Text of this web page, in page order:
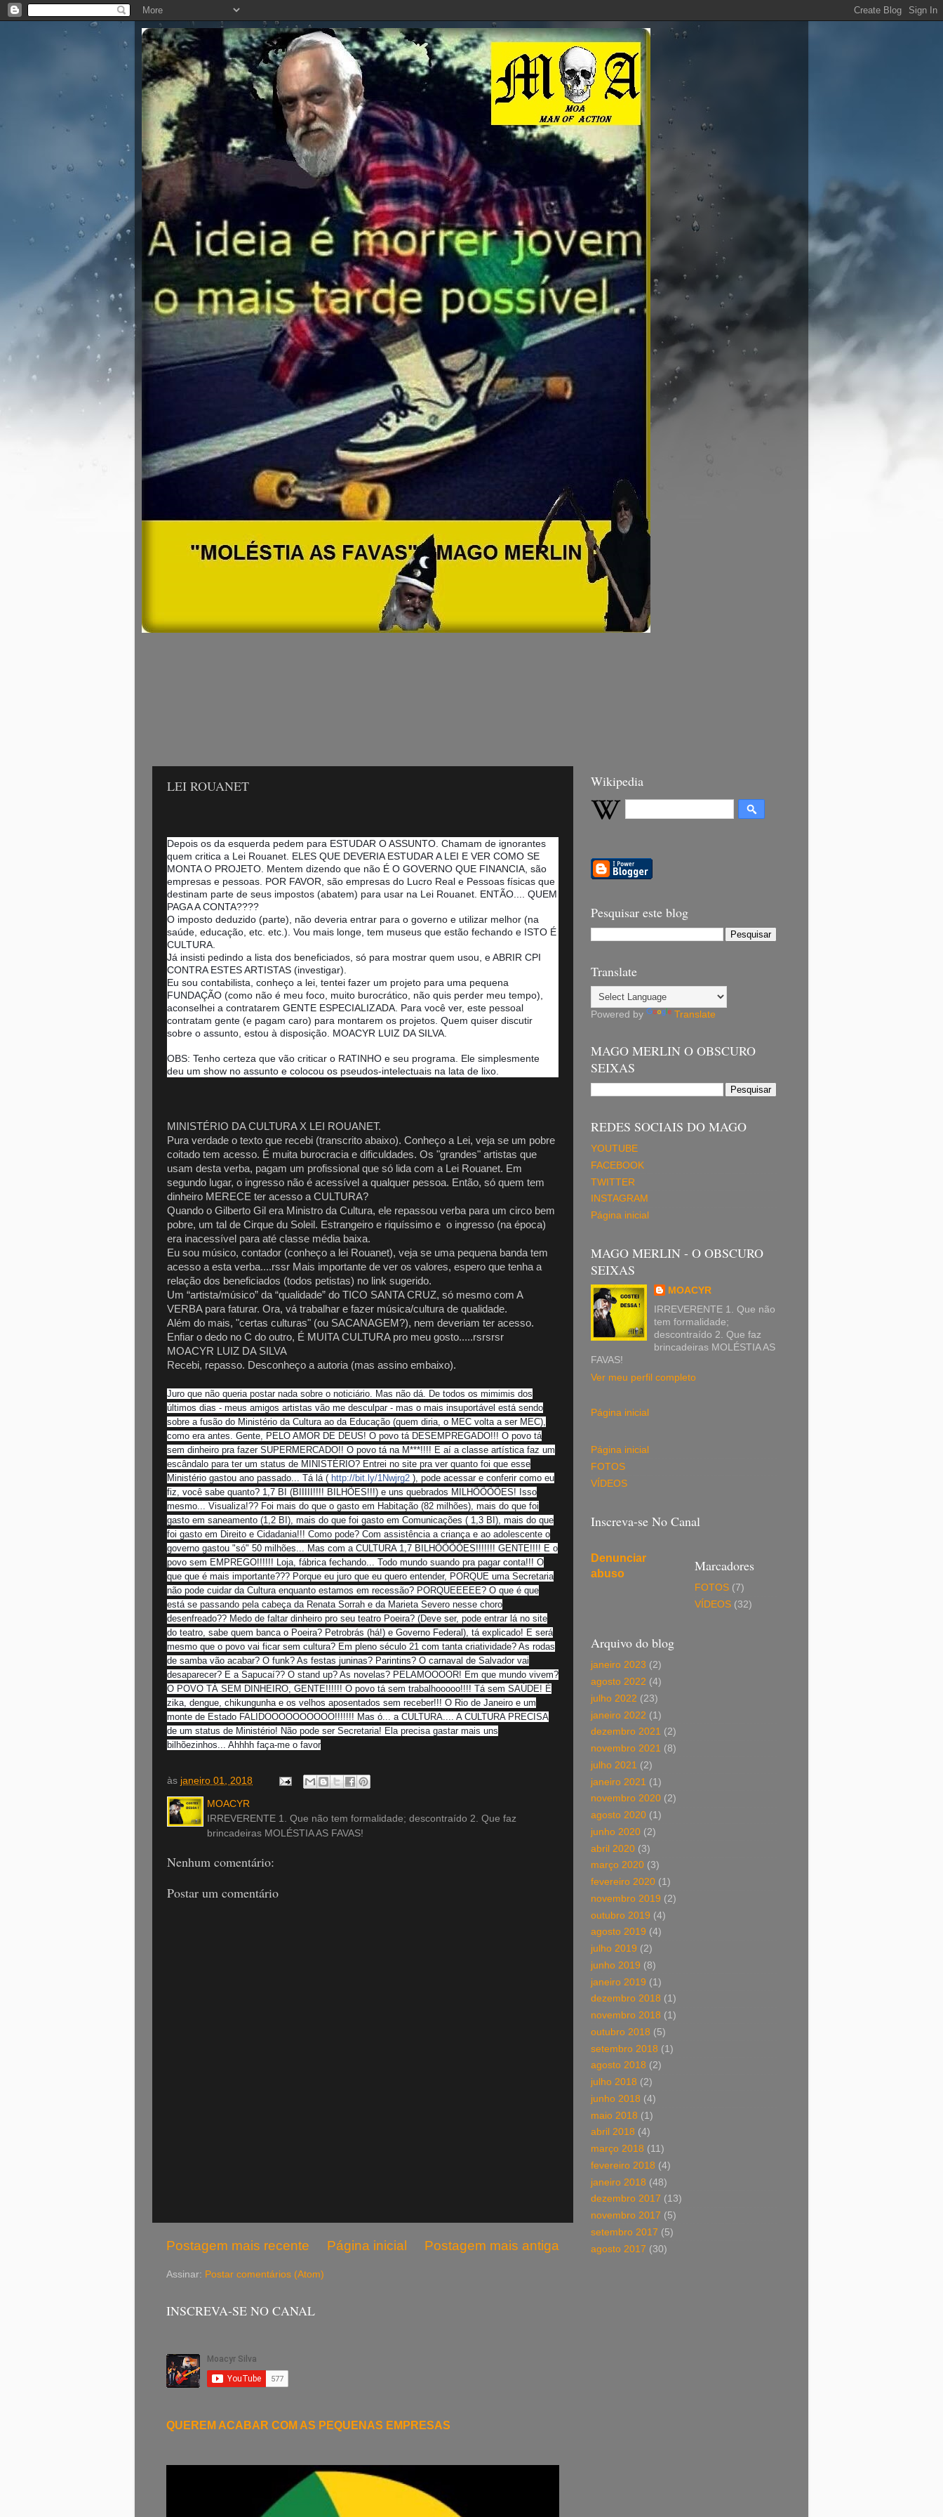
LEI ROUANET
Depois os da esquerda pedem para ESTUDAR O ASSUNTO. Chamam de ignorantes
quem critica a Lei Rouanet. ELES QUE DEVERIA ESTUDAR A LEI E VER COMO SE
MONTA O PROJETO. Mentem dizendo que não É O GOVERNO QUE FINANCIA, são
empresas e pessoas. POR FAVOR, são empresas do Lucro Real e Pessoas físicas que
destinam parte de seus impostos (abatem) para usar na Lei Rouanet. ENTÃO.... QUEM
PAGA A CONTA????
O imposto deduzido (parte), não deveria entrar para o governo e utilizar melhor (na
saúde, educação, etc. etc.). Vou mais longe, tem museus que estão fechando e ISTO É
CULTURA.
Já insisti pedindo a lista dos beneficiados, só para mostrar quem usou, e ABRIR CPI
CONTRA ESTES ARTISTAS (investigar).
Eu sou contabilista, conheço a lei, tentei fazer um projeto para uma pequena
FUNDAÇÃO (como não é meu foco, muito burocrático, não quis perder meu tempo),
aconselhei a contratarem GENTE ESPECIALIZADA. Para você ver, este pessoal
contratam gente (e pagam caro) para montarem os projetos. Quem quiser discutir
sobre o assunto, estou à disposição. MOACYR LUIZ DA SILVA.
OBS: Tenho certeza que vão criticar o RATINHO e seu programa. Ele simplesmente
deu um show no assunto e colocou os pseudos-intelectuais na lata de lixo.
MINISTÉRIO DA CULTURA X LEI ROUANET.
Pura verdade o texto que recebi (transcrito abaixo). Conheço a Lei, veja se um pobre
coitado tem acesso. É muita burocracia e dificuldades. Os "grandes" artistas que
usam desta verba, pagam um profissional que só lida com a Lei Rouanet. Em
segundo lugar, o ingresso não é acessível a qualquer pessoa. Então, só quem tem
dinheiro MERECE ter acesso a CULTURA?
Quando o Gilberto Gil era Ministro da Cultura, ele repassou verba para um circo bem
pobre, um tal de Cirque du Soleil. Estrangeiro e riquíssimo e o ingresso (na época)
era inacessível para até classe média baixa.
Eu sou músico, contador (conheço a lei Rouanet), veja se uma pequena banda tem
acesso a esta verba....rssr Mais importante de ver os valores, espero que tenha a
relação dos beneficiados (todos petistas) no link sugerido.
Um “artista/músico” da “qualidade” do TICO SANTA CRUZ, só mesmo com A
VERBA para faturar. Ora, vá trabalhar e fazer música/cultura de qualidade.
Além do mais, "certas culturas" (ou SACANAGEM?), nem deveriam ter acesso.
Enfiar o dedo no C do outro, É MUITA CULTURA pro meu gosto.....rsrsrsr
MOACYR LUIZ DA SILVA
Recebi, repasso. Desconheço a autoria (mas assino embaixo).
Juro que não queria postar nada sobre o noticiário. Mas não dá. De todos os mimimis dos
últimos dias - meus amigos artistas vão me desculpar - mas o mais insuportável está sendo
sobre a fusão do Ministério da Cultura ao da Educação (quem diria, o MEC volta a ser MEC),
como era antes. Gente, PELO AMOR DE DEUS! O povo tá DESEMPREGADO!!! O povo tá
sem dinheiro pra fazer SUPERMERCADO!! O povo tá na M***!!!! E aí a classe artística faz um
escândalo para ter um status de MINISTÉRIO? Entrei no site pra ver quanto foi que esse
Ministério gastou ano passado... Tá lá ( http://bit.ly/1Nwjrg2 ), pode acessar e conferir como eu
fiz, você sabe quanto? 1,7 BI (BIIIII!!!! BILHÕES!!!) e uns quebrados MILHÕÕÕÕES! Isso
mesmo... Visualiza!?? Foi mais do que o gasto em Habitação (82 milhões), mais do que foi
gasto em saneamento (1,2 BI), mais do que foi gasto em Comunicações ( 1,3 BI), mais do que
foi gasto em Direito e Cidadania!!! Como pode? Com assistência a criança e ao adolescente o
governo gastou "só" 50 milhões... Mas com a CULTURA 1,7 BILHÕÕÕÕES!!!!!!! GENTE!!!! E o
povo sem EMPREGO!!!!!! Loja, fábrica fechando... Todo mundo suando pra pagar conta!!! O
que que é mais importante??? Porque eu juro que eu quero entender, PORQUE uma Secretaria
não pode cuidar da Cultura enquanto estamos em recessão? PORQUEEEEE? O que é que
está se passando pela cabeça da Renata Sorrah e da Marieta Severo nesse choro
desenfreado?? Medo de faltar dinheiro pro seu teatro Poeira? (Deve ser, pode entrar lá no site
do teatro, sabe quem banca o Poeira? Petrobrás (há!) e Governo Federal), tá explicado! E será
mesmo que o povo vai ficar sem cultura? Em pleno século 21 com tanta criatividade? As rodas
de samba vão acabar? O funk? As festas juninas? Parintins? O carnaval de Salvador vai
desaparecer? E a Sapucaí?? O stand up? As novelas? PELAMOOOOR! Em que mundo vivem?
O POVO TÁ SEM DINHEIRO, GENTE!!!!!! O povo tá sem trabalhooooo!!!! Tá sem SAÚDE! É
zika, dengue, chikungunha e os velhos aposentados sem receber!!! O Rio de Janeiro e um
monte de Estado FALIDOOOOOOOOOO!!!!!!! Mas ó... a CULTURA.... A CULTURA PRECISA
de um status de Ministério! Não pode ser Secretaria! Ela precisa gastar mais uns
bilhõezinhos... Ahhhh faça-me o favor
às janeiro 01, 2018
MOACYR
IRREVERENTE 1. Que não tem formalidade; descontraído 2. Que faz
brincadeiras MOLÉSTIA AS FAVAS!
Nenhum comentário:
Postar um comentário
Postagem mais recente Postagem mais antiga
Página inicial
Assinar: Postar comentários (Atom)
INSCREVA-SE NO CANAL
QUEREM ACABAR COM AS PEQUENAS EMPRESAS
Wikipedia
Pesquisar este blog
Translate
Powered by Translate
MAGO MERLIN O OBSCURO
SEIXAS
REDES SOCIAIS DO MAGO
YOUTUBE
FACEBOOK
TWITTER
INSTAGRAM
Página inicial
MAGO MERLIN - O OBSCURO
SEIXAS
MOACYR
IRREVERENTE 1. Que não
tem formalidade;
descontraído 2. Que faz
brincadeiras MOLÉSTIA AS
FAVAS!
Ver meu perfil completo
Página inicial
Página inicial
FOTOS
VÍDEOS
Inscreva-se No Canal
Denunciar
abuso
Marcadores
FOTOS (7)
VÍDEOS (32)
Arquivo do blog
janeiro 2023 (2)
agosto 2022 (4)
julho 2022 (23)
janeiro 2022 (1)
dezembro 2021 (2)
novembro 2021 (8)
julho 2021 (2)
janeiro 2021 (1)
novembro 2020 (2)
agosto 2020 (1)
junho 2020 (2)
abril 2020 (3)
março 2020 (3)
fevereiro 2020 (1)
novembro 2019 (2)
outubro 2019 (4)
agosto 2019 (4)
julho 2019 (2)
junho 2019 (8)
janeiro 2019 (1)
dezembro 2018 (1)
novembro 2018 (1)
outubro 2018 (5)
setembro 2018 (1)
agosto 2018 (2)
julho 2018 (2)
junho 2018 (4)
maio 2018 (1)
abril 2018 (4)
março 2018 (11)
fevereiro 2018 (4)
janeiro 2018 (48)
dezembro 2017 (13)
novembro 2017 (5)
setembro 2017 (5)
agosto 2017 (30)